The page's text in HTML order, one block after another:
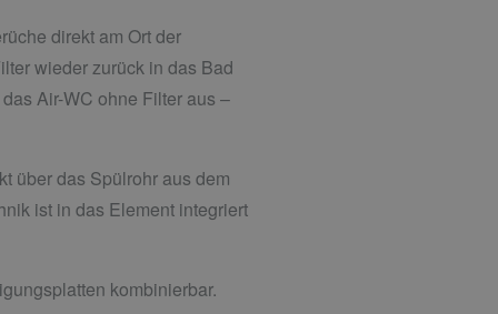
direkt am Ort der
wieder zurück in das Bad
Air-WC ohne Filter aus –
über das Spülrohr aus dem
ist in das Element integriert
kombinierbar.